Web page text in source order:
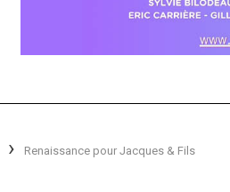
Renaissance pour Jacques & Fils